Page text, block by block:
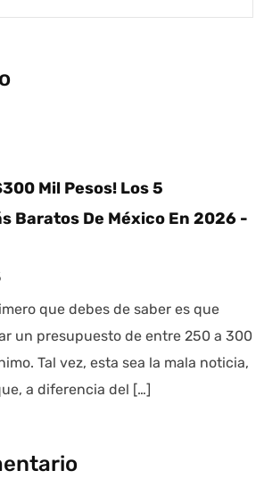
Mil Pesos! Los 5
Baratos De México En 2026 -
que debes de saber es que
un presupuesto de entre 250 a 300
Tal vez, esta sea la mala noticia,
a diferencia del […]